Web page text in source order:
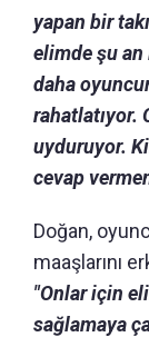
yapan bir
elimde şu
daha
rahatlatıyor.
uyduruyor.
cevap
Doğan,
maaşlarını
"Onlar için
sağlamaya